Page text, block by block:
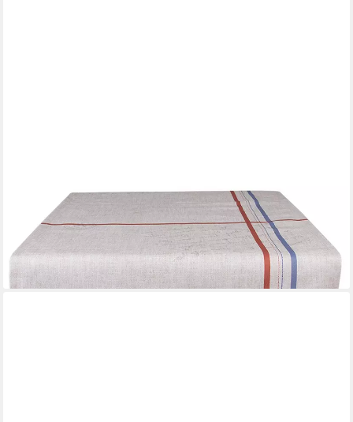
CLAYRE & EEF
Tischläufer Devine French Rooster (1-tlg, 1-teilig), Tischläufer
Tischdecke ca.50x160cm Baumwolle
24,95 €
lieferbar - in 3-4 Werktagen bei dir